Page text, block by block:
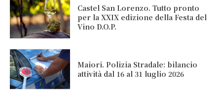
Castel San Lorenzo. Tutto pronto
per la XXIX edizione della Festa del
Vino D.O.P.
Maiori. Polizia Stradale: bilancio
attività dal 16 al 31 luglio 2026